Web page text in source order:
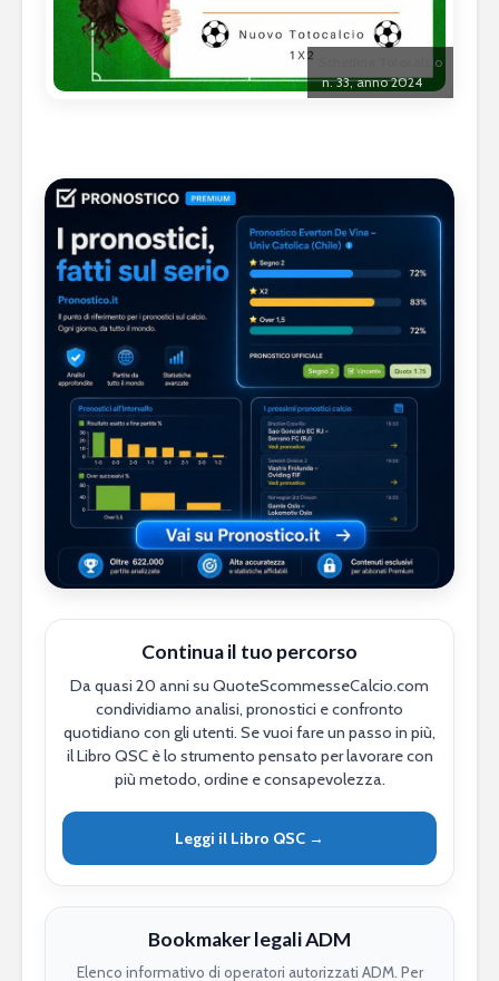
Schedina Totocalcio
n. 33, anno 2024
Continua il tuo percorso
Da quasi 20 anni su QuoteScommesseCalcio.com
condividiamo analisi, pronostici e confronto
quotidiano con gli utenti. Se vuoi fare un passo in più,
il Libro QSC è lo strumento pensato per lavorare con
più metodo, ordine e consapevolezza.
Leggi il Libro QSC →
Bookmaker legali ADM
Elenco informativo di operatori autorizzati ADM. Per